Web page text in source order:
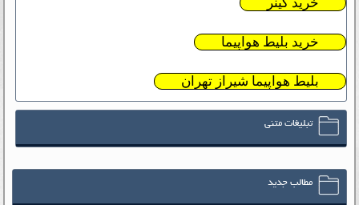
خرید بلیط هواپیما
بلیط هواپیما شیراز تهران
تبلیغات متنی
مطالب جدید